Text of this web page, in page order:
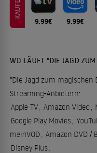
KAUFEN
9.99€ 9.99€
WO LÄUFT "DIE JAGD
"Die Jagd zum
Streaming-Anbietern:
Apple TV Amazon Video
Google Play Movies
meinVOD
Amazon DVD /
Disney Plus